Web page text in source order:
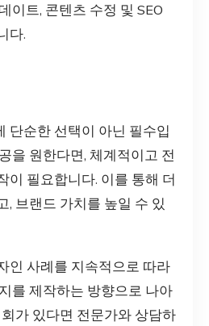
이트, 콘텐츠 수정 및 SEO
다.
단순한 선택이 아닌 필수입
을 원한다면, 체계적이고 전
이 필요합니다. 이를 통해 더
, 브랜드 가치를 높일 수 있
인 사례를 지속적으로 따라
를 제작하는 방향으로 나아
가 있다면 전문가와 상담하